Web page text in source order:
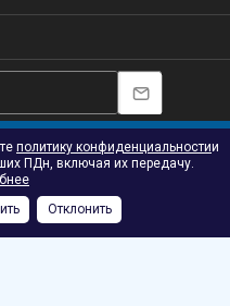
В КОРЗИНУ
спортивных товаров в
политику конфиденциальностии
ПДн, включая их передачу.
Отклонить
Контакты Сравнение